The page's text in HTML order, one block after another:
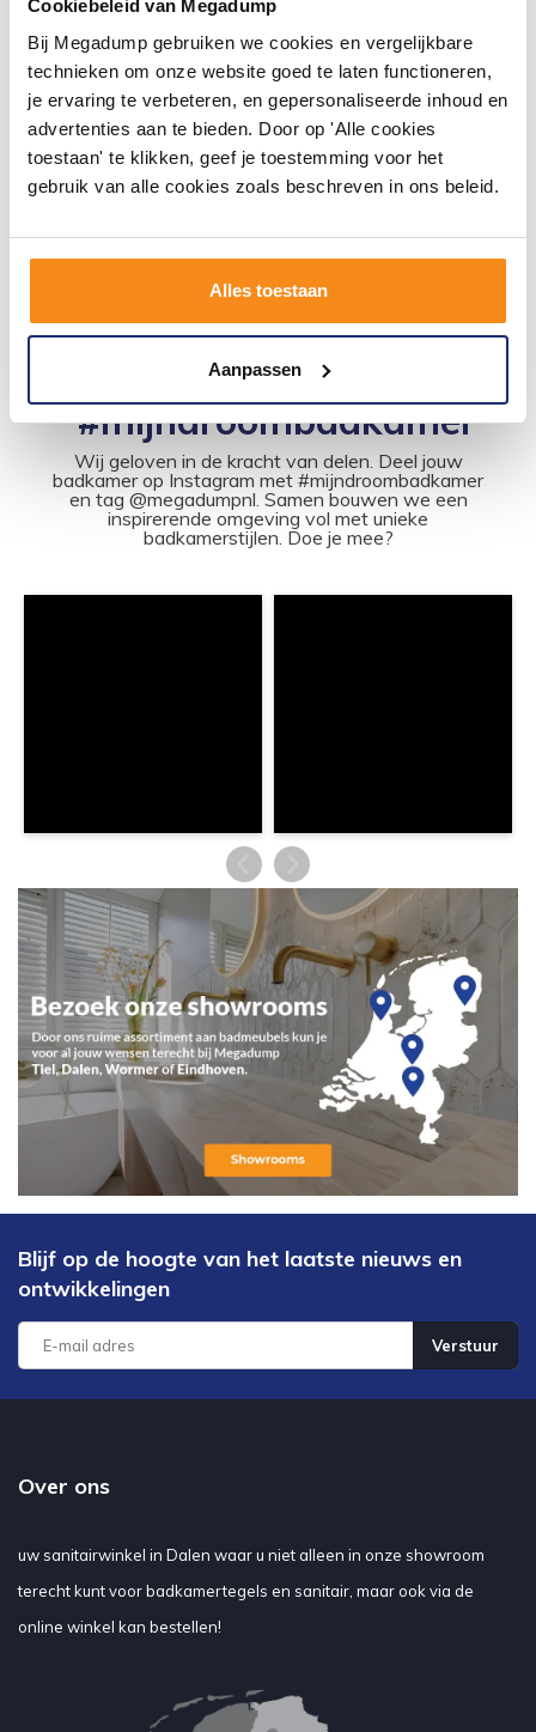
Cookiebeleid van Megadump
Bij Megadump gebruiken we cookies en vergelijkbare
technieken om onze website goed te laten functioneren,
je ervaring te verbeteren, en gepersonaliseerde inhoud en
advertenties aan te bieden. Door op 'Alle cookies
toestaan' te klikken, geef je toestemming voor het
gebruik van alle cookies zoals beschreven in ons beleid.
Alles toestaan
Aanpassen
Fonteinkraan Sani-Sub
vierkant
84,22
69,60
Meer info
Fonteinkraan Sani-sub rond
60,00
Meer info
#mijndroombadkamer
Wij geloven in de kracht van delen. Deel jouw
badkamer op Instagram met #mijndroombadkamer
en tag @megadumpnl. Samen bouwen we een
inspirerende omgeving vol met unieke
badkamerstijlen. Doe je mee?
Blijf op de hoogte van het laatste nieuws en
ontwikkelingen
Verstuur
Over ons
uw sanitairwinkel in Dalen waar u niet alleen in onze showroom
terecht kunt voor badkamertegels en sanitair, maar ook via de
online winkel kan bestellen!